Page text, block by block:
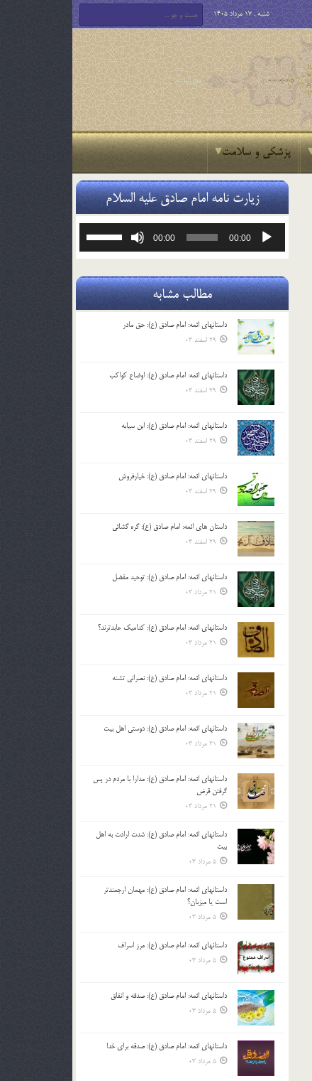
شنبه , 17 مرداد 1405
پزشکی و سلامت
زیارت نامه امام صادق علیه السلام
پخش‌کننده
00:00
00:00
یا
صدا
کلیدهای
مطالب مشابه
داستانهای ائمه: امام صادق (ع): حق مادر
29 اسفند 03
داستانهای ائمه: امام صادق (ع): اوضاع کواکب
29 اسفند 03
داستانهای ائمه: امام صادق (ع): ابن سیابه
29 اسفند 03
داستانهای ائمه: امام صادق (ع): خیارفروش
29 اسفند 03
داستان های ائمه: امام صادق (ع): گره گشائی
29 اسفند 03
داستانهای ائمه: امام صادق (ع): توحید مفضل
21 مرداد 03
داستانهای ائمه: امام صادق (ع): کدامیک عابدترند؟
21 مرداد 03
داستانهای ائمه: امام صادق (ع): نصرانی تشنه
21 مرداد 03
داستانهای ائمه: امام صادق (ع): دوستی اهل بیت
21 مرداد 03
داستانهای ائمه: امام صادق (ع): مدارا با مردم در پس
گرفتن قرض
21 مرداد 03
داستانهای ائمه: امام صادق (ع): شدت ارادت به اهل
بیت
5 مرداد 03
داستانهای ائمه: امام صادق (ع): مهمان ارجمندتر
است یا میزبان؟
5 مرداد 03
داستانهای ائمه: امام صادق (ع): مرز اسراف
5 مرداد 03
داستانهای ائمه: امام صادق (ع): صدقه و انفاق
5 مرداد 03
داستانهای ائمه: امام صادق (ع): صدقه برای خدا
5 مرداد 03